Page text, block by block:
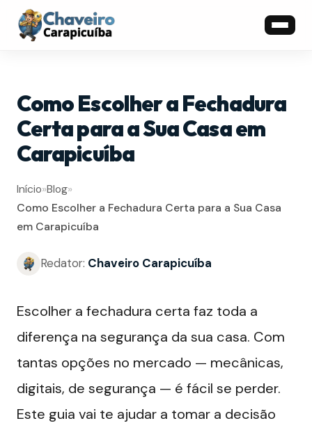
Como Escolher a Fechadura
Certa para a Sua Casa em
Carapicuíba
Início»Blog»
Como Escolher a Fechadura Certa para a Sua Casa
em Carapicuíba
Redator: Chaveiro Carapicuíba
Escolher a fechadura certa faz toda a
diferença na segurança da sua casa. Com
tantas opções no mercado — mecânicas,
digitais, de segurança — é fácil se perder.
Este guia vai te ajudar a tomar a decisão